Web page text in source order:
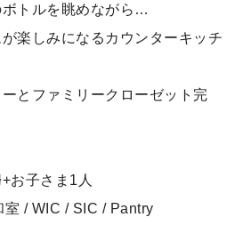
トルを眺めながら…
楽しみになるカウンターキッチ
とファミリークローゼット完
お子さま1人
室 / WIC / SIC / Pantry